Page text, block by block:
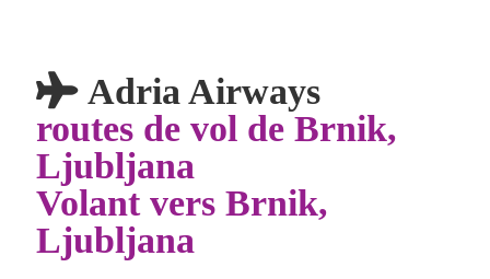
Adria Airways
routes de vol de Brnik,
Ljubljana
Volant vers Brnik,
Ljubljana